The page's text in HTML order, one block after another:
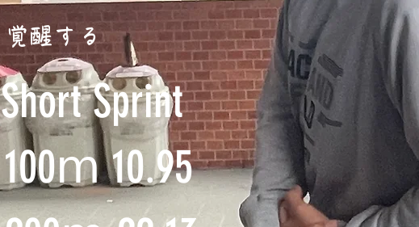
覚醒する
Short Sprint
100ⅿ 10.95